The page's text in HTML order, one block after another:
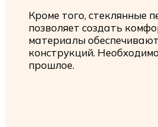
Кроме того, стеклянные
позволяет создать
материалы
конструкций.
прошлое.